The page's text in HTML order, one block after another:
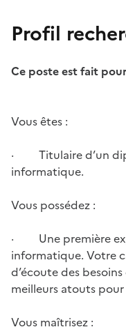
Profil
Ce poste est fait
Vous êtes :
· Titulaire d’un
informatique.
Vous possédez :
· Une première
informatique. Votre
d’écoute des
meilleurs atouts pour
Vous maîtrisez :